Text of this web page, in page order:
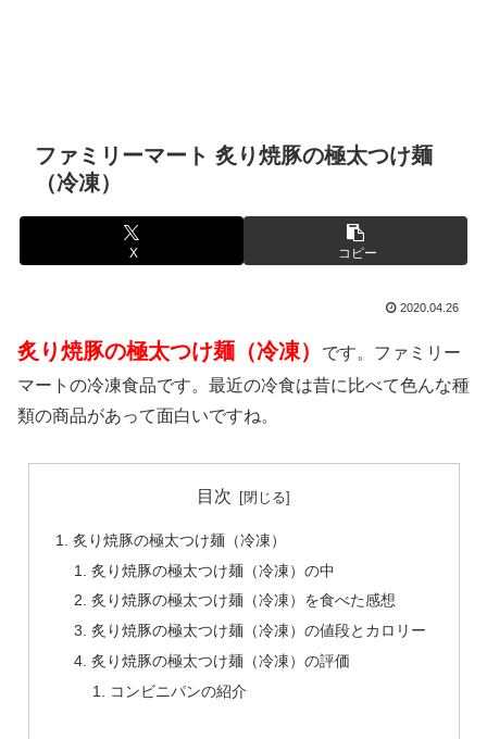
ファミリーマート 炙り焼豚の極太つけ麺
（冷凍）
X コピー
2020.04.26
炙り焼豚の極太つけ麺（冷凍）
です。ファミリー
マートの冷凍食品です。最近の冷食は昔に比べて色んな種
類の商品があって面白いですね。
目次
炙り焼豚の極太つけ麺（冷凍）
炙り焼豚の極太つけ麺（冷凍）の中
炙り焼豚の極太つけ麺（冷凍）を食べた感想
炙り焼豚の極太つけ麺（冷凍）の値段とカロリー
炙り焼豚の極太つけ麺（冷凍）の評価
コンビニパンの紹介